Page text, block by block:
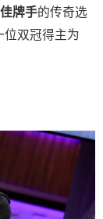
牌手的传奇选
位双冠得主为